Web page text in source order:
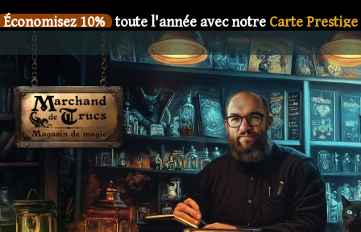
Économisez 10% toute l'année avec notre Carte Prestige
Le nouveau livre deDani DaOrtiz en précommande
Économisez 10%
toute l'année avec notreCarte Prestige
SIX Le nouveau livre deDani DaOrtiz en précommande
Économisez 10% toute l'année avec notreCarte Prestige
SIX Le nouveau livre deDani DaOrtiz en précommande
Économisez 10%
toute l'année avec notre Carte Prestige
SIX Le nouveau livre deDani DaOrtiz en précommande
Économisez 10% toute l'année avec notreCarte Prestige